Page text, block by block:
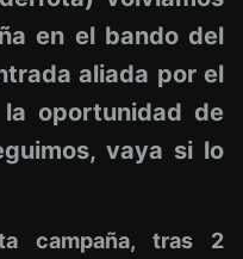
en el bando del
aliada por el
oportunidad de
vaya si lo
campaña, tras 2